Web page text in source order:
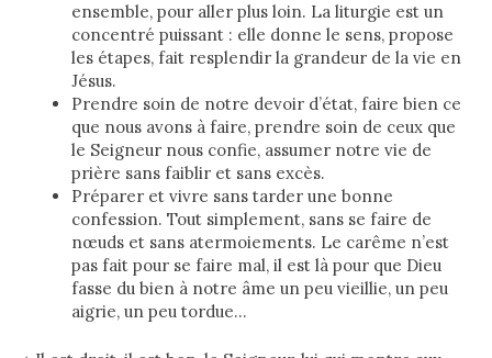
ensemble, pour aller plus loin. La liturgie est un
concentré puissant : elle donne le sens, propose
les étapes, fait resplendir la grandeur de la vie en
Jésus.
Prendre soin de notre devoir d’état, faire bien ce
que nous avons à faire, prendre soin de ceux que
le Seigneur nous confie, assumer notre vie de
prière sans faiblir et sans excès.
Préparer et vivre sans tarder une bonne
confession. Tout simplement, sans se faire de
nœuds et sans atermoiements. Le carême n’est
pas fait pour se faire mal, il est là pour que Dieu
fasse du bien à notre âme un peu vieillie, un peu
aigrie, un peu tordue…